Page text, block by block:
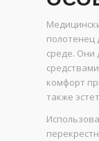
полотенец
среде. Они
комфорт
также